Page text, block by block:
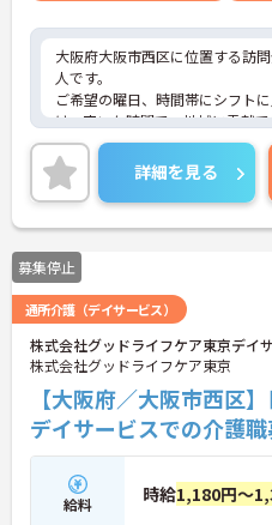
大阪府大阪市西区に位置する訪
人です。
ご希望の曜日、時間帯にシフト
け、空いた時間で、地域に貢献
るお仕事です。
福利厚生が整っていますので、
いただけます。
ご興味のある方には、面接対策
に詳細をお話しいたしますので
ださい。
詳細を見る
募集停止
通所介護（デイサービス）
株式会社グッドライフケア東京デイ
株式会社グッドライフケア東京
【大阪府／大阪市西区
デイサービスでの介護
給料 時給1,180円～